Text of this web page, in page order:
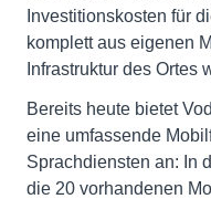
Investitionskosten für
komplett aus eigenen
Infrastruktur des Ortes
Bereits heute bietet
eine umfassende
Sprachdiensten an: In
die 20 vorhandenen